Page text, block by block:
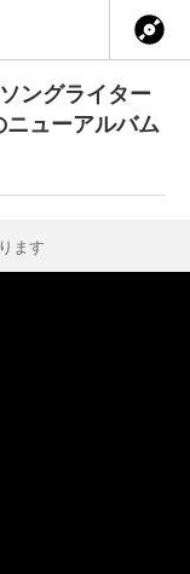
ングライター
ューアルバム
ます